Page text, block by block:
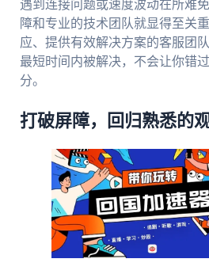
遇到连接问题或速度波动在所难
障和专业的技术团队就显得至关
应、提供有效解决方案的客服团
最短时间内被解决，不会让你错
分。
打破屏障，回归熟悉的